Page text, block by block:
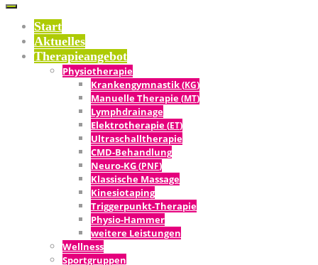
Start
Aktu­el­les
The­ra­pie­an­ge­bot
Phy­sio­the­ra­pie
Kran­ken­gym­nas­tik (KG)
Manu­el­le The­ra­pie (MT)
Lymph­drai­na­ge
Elek­tro­the­ra­pie (ET)
Ultra­schall­the­ra­pie
CMD-Behand­lung
Neu­ro-KG (PNF)
Klas­si­sche Massage
Kine­sio­ta­ping
Tri­g­­ger­­punkt-The­ra­pie
Phy­­sio-Ham­­mer
wei­te­re Leistungen
Well­ness
Sport­grup­pen